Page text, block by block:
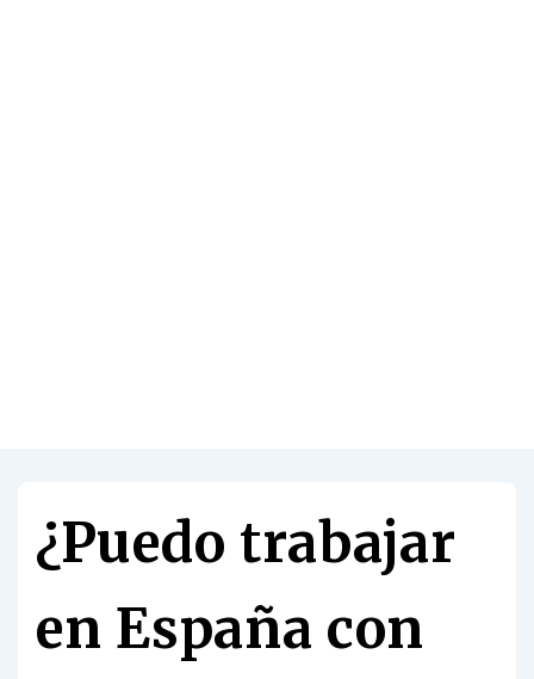
¿Puedo trabajar
en España con